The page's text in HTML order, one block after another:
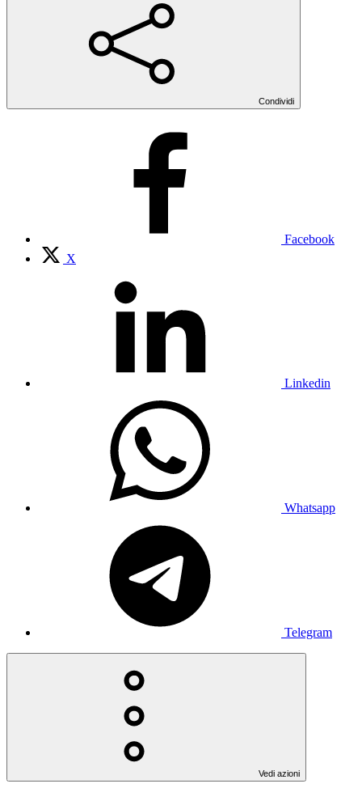
Condividi
Facebook
X
Linkedin
Whatsapp
Telegram
Vedi azioni